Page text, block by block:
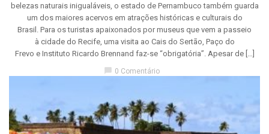
belezas naturais inigualáveis, o estado de Pernambuco também guarda
um dos maiores acervos em atrações históricas e culturais do
Brasil. Para os turistas apaixonados por museus que vem a passeio
à cidade do Recife, uma visita ao Cais do Sertão, Paço do
Frevo e Instituto Ricardo Brennand faz-se “obrigatória”. Apesar de […]
0 Comentário